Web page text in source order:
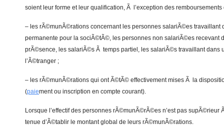
soient leur forme et leur qualification, Ã l’exception des
– les rÃ©munÃ©rations concernant les personnes salariÃ©es travaillant
permanente pour la sociÃ©tÃ©, les personnes non salariÃ©es recevant
prÃ©sence, les salariÃ©s Ã temps partiel, les salariÃ©s travaillant dans
l’Ã©tranger ;
– les rÃ©munÃ©rations qui ont Ã©tÃ© effectivement mises Ã la
(paiement ou inscription en compte courant).
Lorsque l’effectif des personnes rÃ©munÃ©rÃ©es n’est pas supÃ©rieur
tenue d’Ã©tablir le montant global de leurs rÃ©munÃ©rations.